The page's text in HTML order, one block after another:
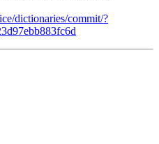
dictionaries/commit/?